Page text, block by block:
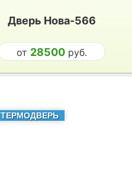
Дверь Нова-566
от 28500руб.
ТЕРМОДВЕРЬ